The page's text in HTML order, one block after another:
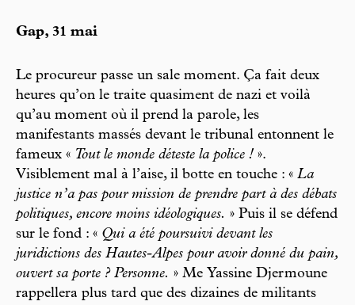
Gap, 31 mai
Le procureur passe un sale moment. Ça fait deux
heures qu’on le traite quasiment de nazi et voilà
qu’au moment où il prend la parole, les
manifestants massés devant le tribunal entonnent le
fameux « Tout le monde déteste la police ! ».
Visiblement mal à l’aise, il botte en touche : « La
justice n’a pas pour mission de prendre part à des débats
politiques, encore moins idéologiques. » Puis il se défend
sur le fond : « Qui a été poursuivi devant les
juridictions des Hautes-Alpes pour avoir donné du pain,
ouvert sa porte ? Personne. » Me Yassine Djermoune
rappellera plus tard que des dizaines de militants